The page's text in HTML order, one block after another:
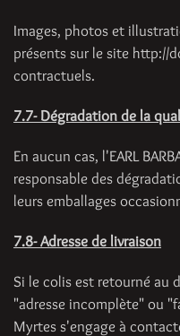
Images, photos et
présents sur le site http://
contractuels.
7.7- Dégradation de la
En aucun cas, l'EARL
responsable des
leurs emballages
7.8- Adresse de livraison
Si le colis est retourné au
"adresse incomplète" ou
Myrtes s'engage à